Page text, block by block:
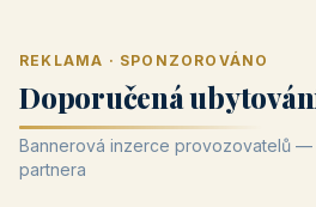
REKLAMA · SPONZOROVÁNO
Doporučená
Bannerová inzerce provozovatelů
partnera